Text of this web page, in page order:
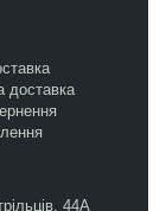
доставка
44А